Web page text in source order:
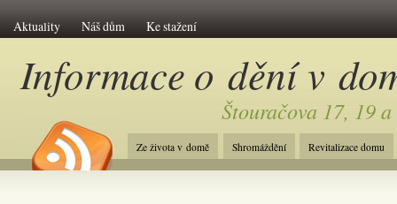
Aktuality Náš dům Ke stažení
Informace o dění v
Štouračova 17, 19
Ze života v domě Shromáždění Revitalizace domu